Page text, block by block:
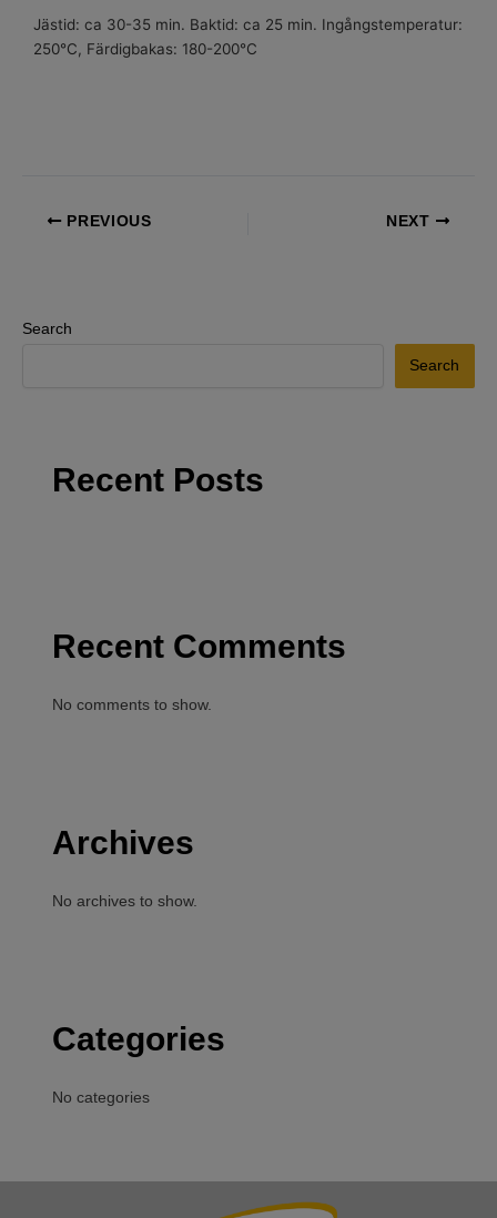
Jästid: ca 30-35 min. Baktid: ca 25 min. Ingångstemperatur:
250°C, Färdigbakas: 180-200°C
PREVIOUS NEXT
Search
Search
Recent Posts
Recent Comments
No comments to show.
Archives
No archives to show.
Categories
No categories